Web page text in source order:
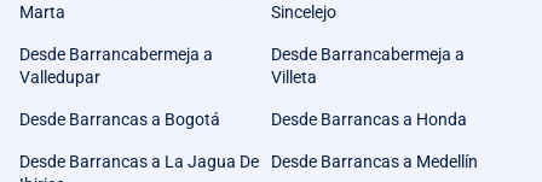
Marta
Sincelejo
Desde Barrancabermeja a
Valledupar
Desde Barrancabermeja a
Villeta
Desde Barrancas a Bogotá Desde Barrancas a Honda
Desde Barrancas a La Jagua De
Desde Barrancas a Medellín